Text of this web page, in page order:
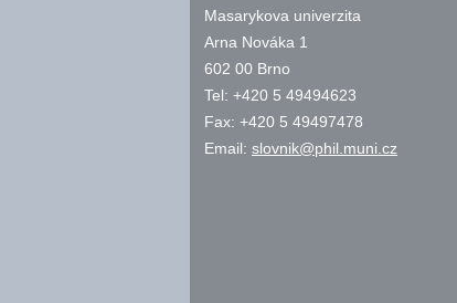
Masarykova univerzita
Arna Nováka 1
602 00 Brno
Tel: +420 5 49494623
Fax: +420 5 49497478
Email: slovnik@phil.muni.cz